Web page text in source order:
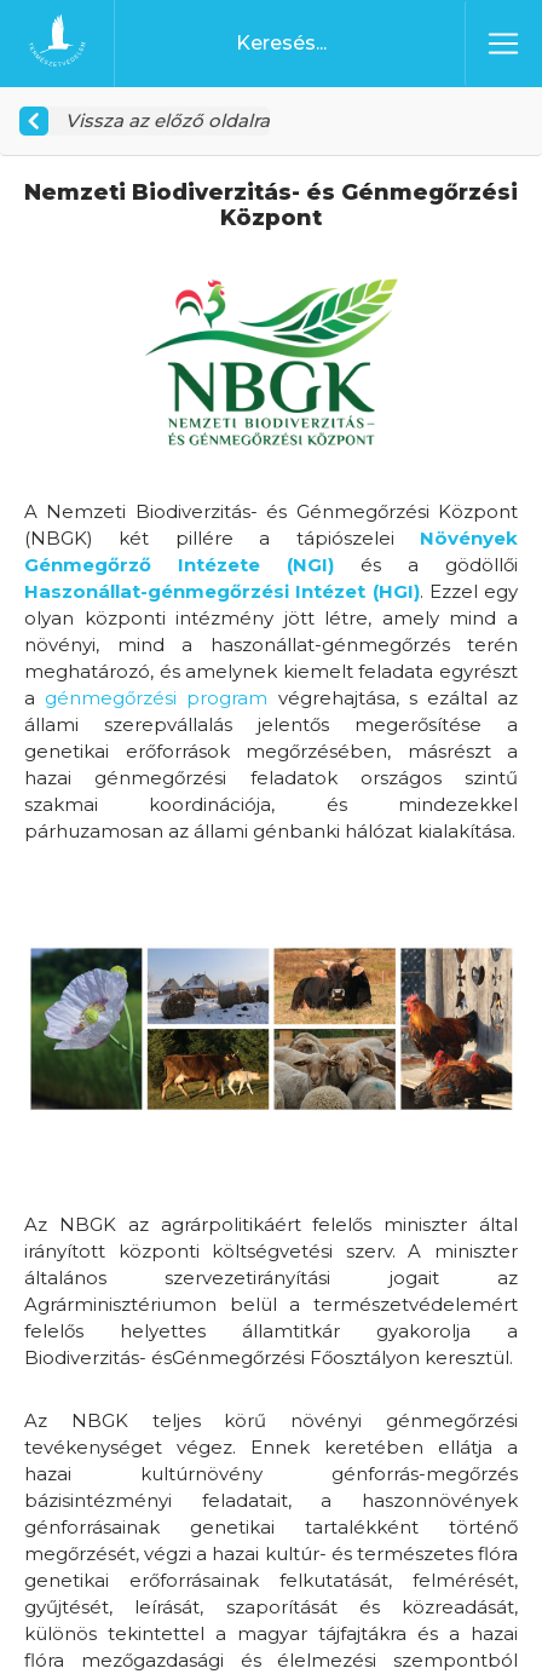
Ugrás a tartalomhoz
Főoldal
Vissza az előző oldalra
Nemzeti Biodiverzitás- és Génmegőrzési
Központ
A Nemzeti Biodiverzitás- és Génmegőrzési Központ
(NBGK) két pillére a tápiószelei Növények
Génmegőrző Intézete (NGI) és a gödöllői
Haszonállat-génmegőrzési Intézet (HGI). Ezzel egy
olyan központi intézmény jött létre, amely mind a
növényi, mind a haszonállat-génmegőrzés terén
meghatározó, és amelynek kiemelt feladata egyrészt
a génmegőrzési program végrehajtása, s ezáltal az
állami szerepvállalás jelentős megerősítése a
genetikai erőforrások megőrzésében, másrészt a
hazai génmegőrzési feladatok országos szintű
szakmai koordinációja, és mindezekkel
párhuzamosan az állami génbanki hálózat kialakítása.
Az NBGK az agrárpolitikáért felelős miniszter által
irányított központi költségvetési szerv. A miniszter
általános szervezetirányítási jogait az
Agrárminisztériumon belül a természetvédelemért
felelős helyettes államtitkár gyakorolja a
Biodiverzitás- ésGénmegőrzési Főosztályon keresztül.
Az NBGK teljes körű növényi génmegőrzési
tevékenységet végez. Ennek keretében ellátja a
hazai kultúrnövény génforrás-megőrzés
bázisintézményi feladatait, a haszonnövények
génforrásainak genetikai tartalékként történő
megőrzését, végzi a hazai kultúr- és természetes flóra
genetikai erőforrásainak felkutatását, felmérését,
gyűjtését, leírását, szaporítását és közreadását,
különös tekintettel a magyar tájfajtákra és a hazai
flóra mezőgazdasági és élelmezési szempontból